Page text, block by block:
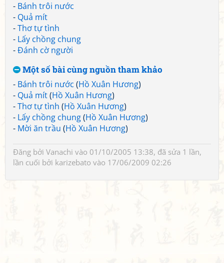
- Bánh trôi nước
- Quả mít
-Thơ tự tình
- Lấy chồng chung
-Đánh cờ người
Một số bài cùng nguồn tham khảo
- Bánh trôi nước (Hồ Xuân Hương)
- Quả mít(Hồ Xuân Hương)
-Thơ tự tình (Hồ Xuân Hương)
- Lấy chồng chung(Hồ Xuân Hương)
- Mời ăn trầu (Hồ Xuân Hương)
Đăng bởi Vanachi vào 01/10/2005 13:38, đã sửa 1 lần,
lần cuối bởi karizebato vào 17/06/2009 02:26